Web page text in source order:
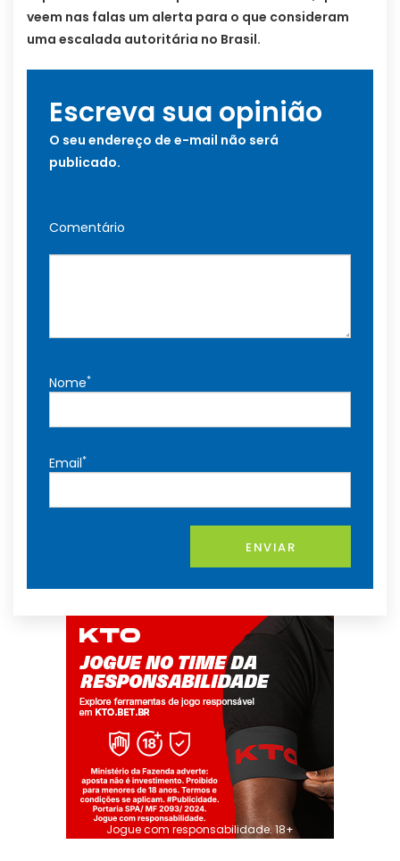
veem nas falas um alerta para o que consideram
uma escalada autoritária no Brasil.
Escreva sua opinião
O seu endereço de e-mail não será
publicado.
Comentário
Nome*
Email*
ENVIAR
Jogue com responsabilidade. 18+